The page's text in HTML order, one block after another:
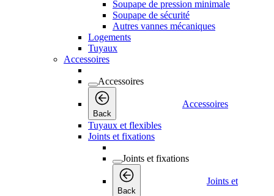
Soupape de pression minimale
Soupape de sécurité
Autres vannes mécaniques
Logements
Tuyaux
Accessoires
Accessoires
Back
Accessoires
Tuyaux et flexibles
Joints et fixations
Joints et fixations
Back
Joints et